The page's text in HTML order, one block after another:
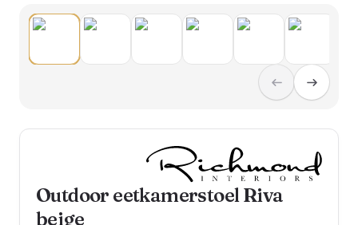
Outdoor eetkamerstoel Riva
beige